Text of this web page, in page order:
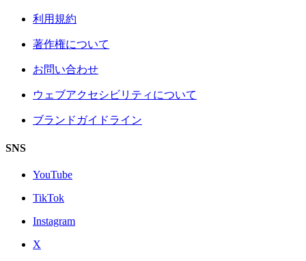
利用規約
著作権について
お問い合わせ
ウェブアクセシビリティについて
ブランドガイドライン
SNS
YouTube
TikTok
Instagram
X